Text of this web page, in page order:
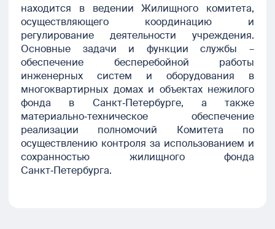
находится в ведении Жилищного комитета,
осуществляющего координацию и
регулирование деятельности учреждения.
Основные задачи и функции службы –
обеспечение бесперебойной работы
инженерных систем и оборудования в
многоквартирных домах и объектах нежилого
фонда в Санкт‑Петербурге, а также
материально‑техническое обеспечение
реализации полномочий Комитета по
осуществлению контроля за использованием и
сохранностью жилищного фонда
Санкт‑Петербурга.